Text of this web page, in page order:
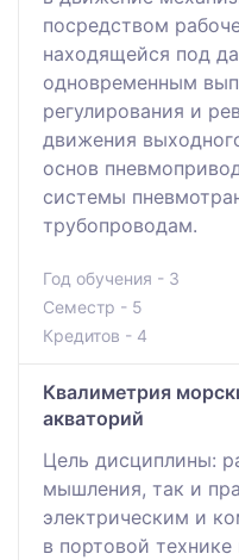
посредством
находящейся под
одновременным
регулирования и
движения
основ
системы
трубопроводам.
Год обучения - 3
Семестр - 5
Кредитов - 4
Квалиметрия
акваторий
Цель дисциплины:
мышления, так и
электрическим и
в портовой